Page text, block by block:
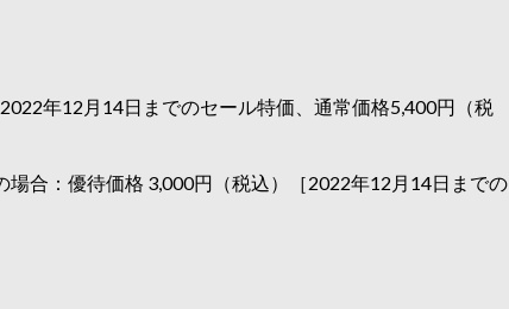
年12月14日までのセール特価、通常価格5,400円（税
合：優待価格 3,000円（税込）［2022年12月14日までの